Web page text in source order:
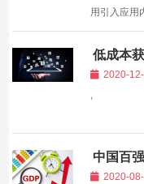
用引入应用
价环节。
动跳转至谷
在当前使用
低成本
没？2020-
,
中国百
江苏省竟
2020-